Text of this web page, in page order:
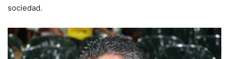
sociedad.